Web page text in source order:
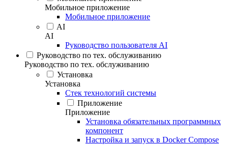
Мобильное приложение
Мобильное приложение
AI
AI
Руководство пользователя AI
Руководство по тех. обслуживанию
Руководство по тех. обслуживанию
Установка
Установка
Стек технологий системы
Приложение
Приложение
Установка обязательных программных
компонент
Настройка и запуск в Docker Compose